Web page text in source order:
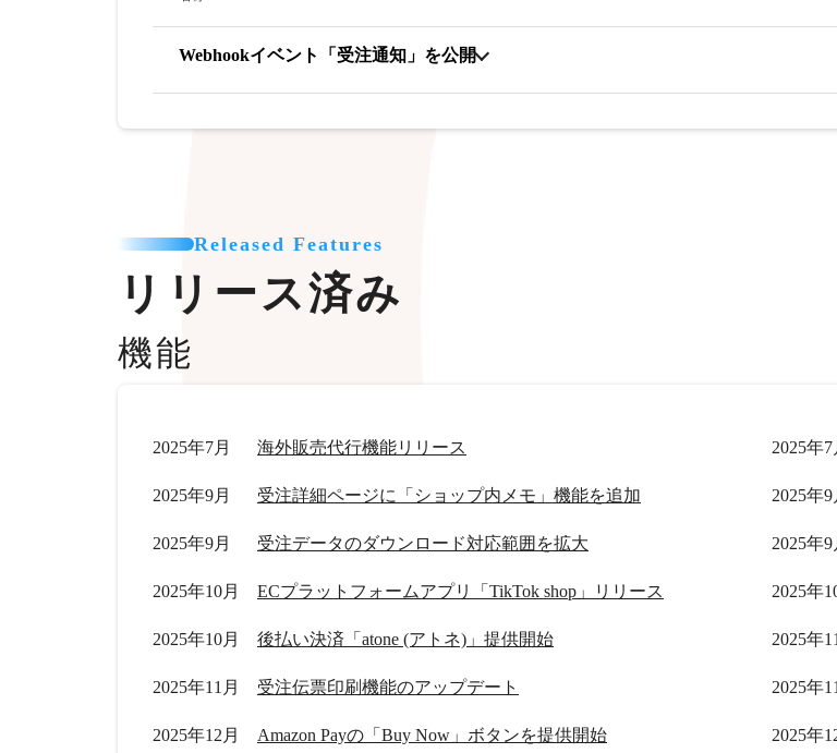
Webhookイベント「受注通知」を公開
Released Features
リリース済み
機能
2025年7月 海外販売代行機能リリース 2025年7
2025年9月 受注詳細ページに「ショップ内メモ」機能を追加 2025年9
2025年9月 受注データのダウンロード対応範囲を拡大 2025年9
2025年10月 ECプラットフォームアプリ「TikTok shop」リリース 2025年
2025年10月 後払い決済「atone (アトネ)」提供開始 2025年
2025年11月 受注伝票印刷機能のアップデート 2025年
2025年12月 Amazon Payの「Buy Now」ボタンを提供開始 2025年